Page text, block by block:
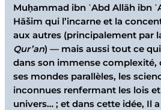
Muḥammad ibn ʿAbd Allāh ibn
Hāšim qui l’incarne et la
aux autres (principalement par
Qur’an) — mais aussi tout ce
dans son immense complexité,
ses mondes parallèles, les
inconnues renfermant les lois
univers… ; et dans cette idée, Il